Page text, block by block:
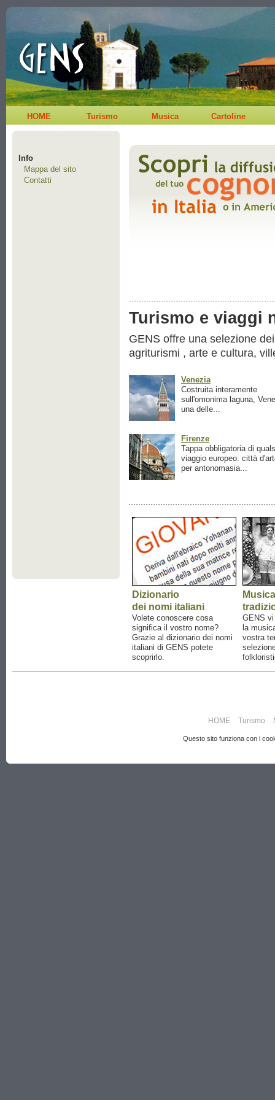
HOME Turismo Musica Cartoline
Info
Mappa del sito
Contatti
Turismo e viaggi
GENS offre una selezione
agriturismi , arte e cultura,
Venezia
Costruita interamente
sull'omonima laguna,
una delle...
Firenze
Tappa obbligatoria di
viaggio europeo: città
per antonomasia...
Dizionario
dei nomi italiani
Volete conoscere cosa
significa il vostro nome?
Grazie al dizionario dei nomi
italiani di GENS potete
scoprirlo.
Musica
GENS
la
vostra
HOME Turismo
Questo sito funziona con i